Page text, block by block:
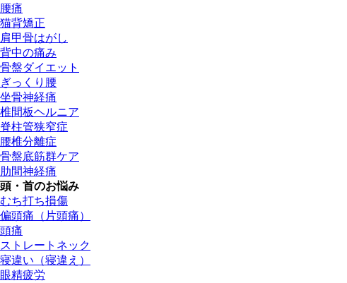
腰痛
猫背矯正
肩甲骨はがし
背中の痛み
骨盤ダイエット
ぎっくり腰
坐骨神経痛
椎間板ヘルニア
脊柱管狭窄症
腰椎分離症
骨盤底筋群ケア
肋間神経痛
頭・首のお悩み
むち打ち損傷
偏頭痛（片頭痛）
頭痛
ストレートネック
寝違い（寝違え）
眼精疲労